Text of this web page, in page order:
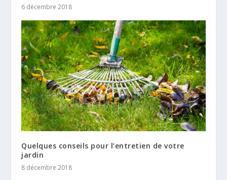
6 décembre 2018
Quelques conseils pour l’entretien de votre
jardin
8 décembre 2018